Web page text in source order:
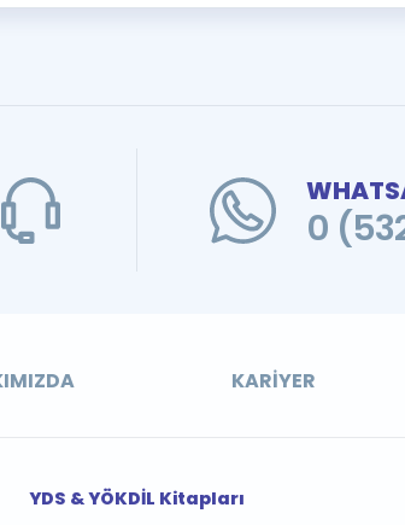
0
KARIYER
YDS & YÖKDİL Kitapları